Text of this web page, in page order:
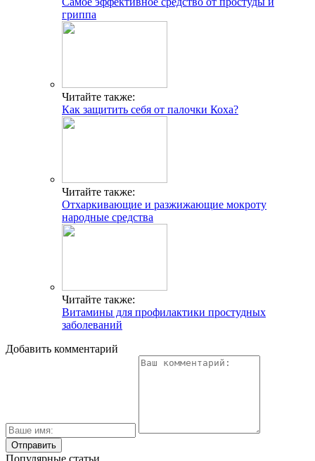
гриппа
Читайте также:
Как защитить себя от палочки Коха?
Читайте также:
Отхаркивающие и разжижающие мокроту
народные средства
Читайте также:
Витамины для профилактики простудных
заболеваний
Добавить комментарий
Популярные статьи